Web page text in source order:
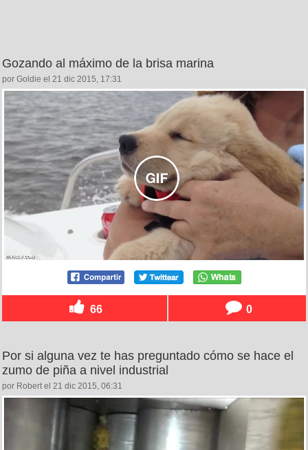
Gozando al máximo de la brisa marina
por Goldie el 21 dic 2015, 17:31
66 0
Por si alguna vez te has preguntado cómo se hace el
zumo de piña a nivel industrial
por Robert el 21 dic 2015, 06:31